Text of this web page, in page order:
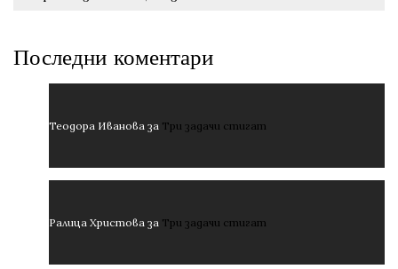
Последни коментари
Теодора Иванова за Три задачи стигат
Ралица Христова за Три задачи стигат